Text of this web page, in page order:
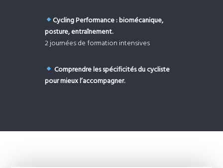
Cycling Performance : biomécanique,
posture, entraînement.
2 journées de formation intensives
Comprendre les spécificités du cycliste
pour mieux l’accompagner.